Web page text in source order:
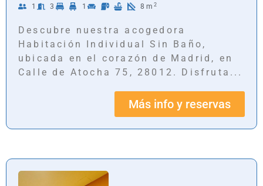
1 3 1 8m2
Descubre nuestra acogedora
Habitación Individual Sin Baño,
ubicada en el corazón de Madrid, en
Calle de Atocha 75, 28012. Disfruta...
Más info y reservas